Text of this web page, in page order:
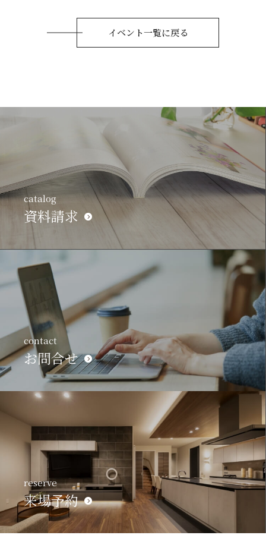
イベント一覧に戻る
catalog
資料請求
contact
お問合せ
reserve
来場予約